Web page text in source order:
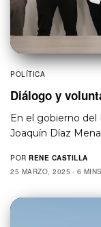
POLÍTICA
Diálogo y
En el gobierno del
Joaquín Díaz
POR RENE CASTILLA
25 MARZO, 2025
6